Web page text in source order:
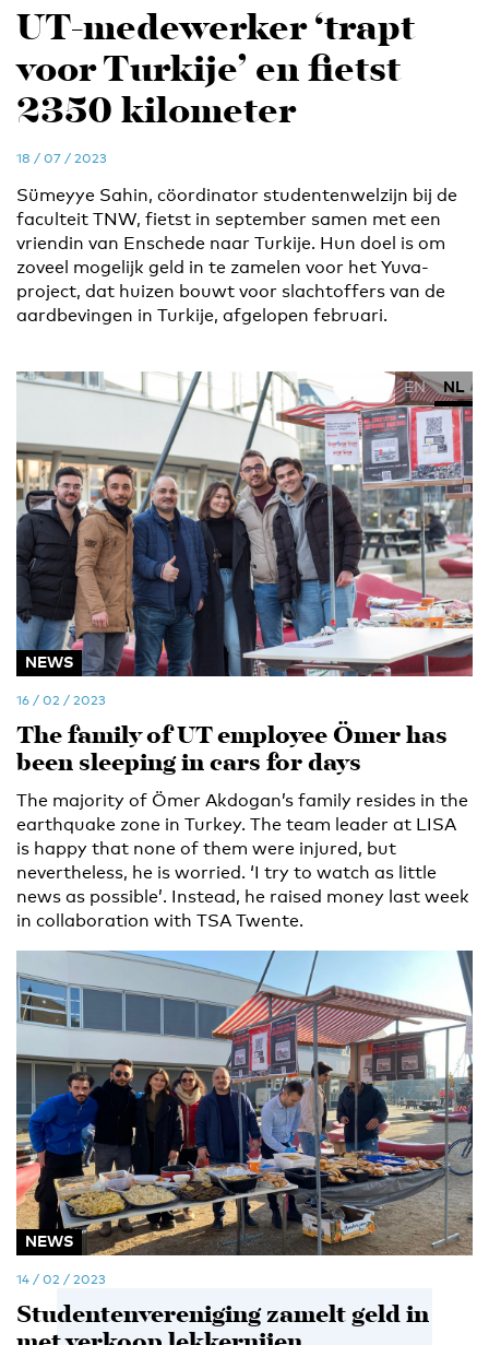
UT-medewerker ‘trapt
voor Turkije’ en fietst
2350 kilometer
18 / 07 / 2023
Sümeyye Sahin, cöordinator studentenwelzijn bij de
faculteit TNW, fietst in september samen met een
vriendin van Enschede naar Turkije. Hun doel is om
zoveel mogelijk geld in te zamelen voor het Yuva-
project, dat huizen bouwt voor slachtoffers van de
aardbevingen in Turkije, afgelopen februari.
EN NL
NEWS
16 / 02 / 2023
The family of UT employee Ömer has
been sleeping in cars for days
The majority of Ömer Akdogan’s family resides in the
earthquake zone in Turkey. The team leader at LISA
is happy that none of them were injured, but
nevertheless, he is worried. ‘I try to watch as little
news as possible’. Instead, he raised money last week
in collaboration with TSA Twente.
NEWS
14 / 02 / 2023
Studentenvereniging zamelt geld in